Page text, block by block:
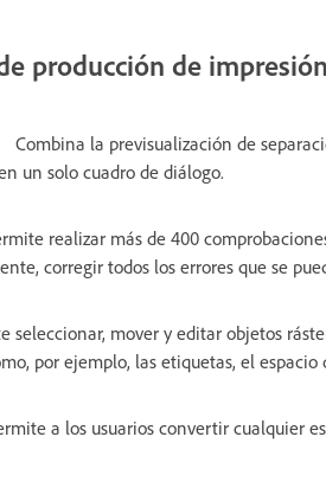
producción de impresión
Combina la previsualización de
un solo cuadro de diálogo.
realizar más de 400
corregir todos los errores que se
seleccionar, mover y editar objetos
por ejemplo, las etiquetas, el
a los usuarios convertir cualquier